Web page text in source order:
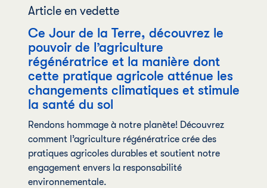
Article en vedette
Ce Jour de la Terre, découvrez le
pouvoir de l’agriculture
régénératrice et la manière dont
cette pratique agricole atténue les
changements climatiques et stimule
la santé du sol
Rendons hommage à notre planète! Découvrez
comment l’agriculture régénératrice crée des
pratiques agricoles durables et soutient notre
engagement envers la responsabilité
environnementale.